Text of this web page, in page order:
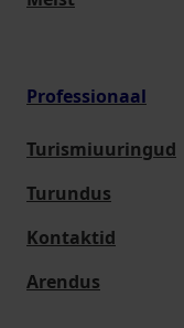
Professionaal
Turismiuuringud
Turundus
Kontaktid
Arendus